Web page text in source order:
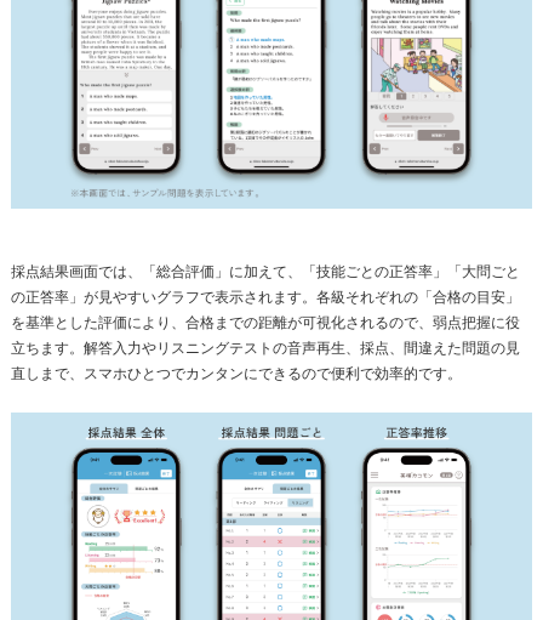
採点結果画面では、「総合評価」に加えて、「技能ごとの正答率」「大問ごと
の正答率」が見やすいグラフで表示されます。各級それぞれの「合格の目安」
を基準とした評価により、合格までの距離が可視化されるので、弱点把握に役
立ちます。解答入力やリスニングテストの音声再生、採点、間違えた問題の見
直しまで、スマホひとつでカンタンにできるので便利で効率的です。